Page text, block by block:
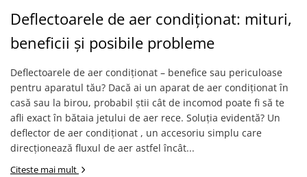
Poarta siguranta copii
Deflectoare pentru aer conditionat
Protectii exterior
Casti antifonice pentru copii si
bebelusi
Echipament protectie bicicleta si
ski
Deflectoarele de aer condiționat: mituri,
beneficii și posibile probleme
Deflectoarele de aer condiționat – benefice sau periculoase
pentru aparatul tău? Dacă ai un aparat de aer condiționat în
casă sau la birou, probabil știi cât de incomod poate fi să te
afli exact în bătaia jetului de aer rece. Soluția evidentă? Un
deflector de aer condiționat , un accesoriu simplu care
direcționează fluxul de aer astfel încât...
Citeste mai mult